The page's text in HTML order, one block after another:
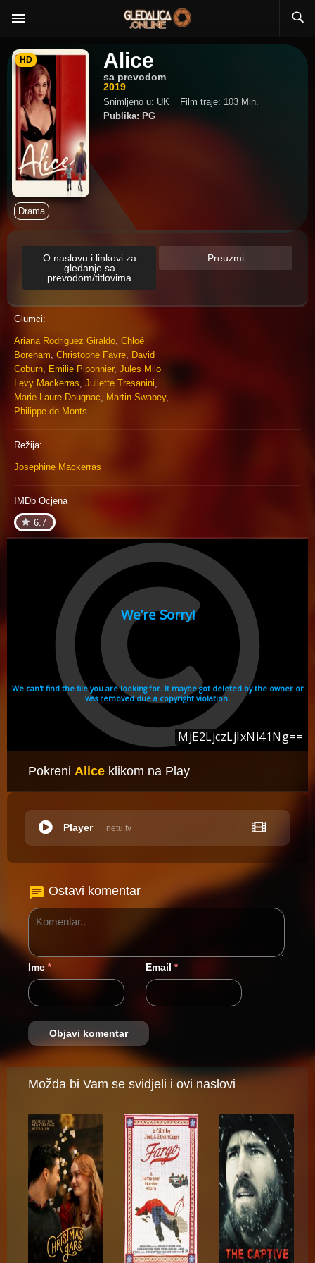
HD Alice
sa prevodom
2019
Snimljeno u: UK
Film traje: 103 Min.
Publika: PG
Drama
O naslovu i linkovi za
gledanje sa
prevodom/titlovima
Preuzmi
Glumci:
Ariana Rodriguez Giraldo, Chloé
Boreham, Christophe Favre, David
Coburn, Emilie Piponnier, Jules Milo
Levy Mackerras, Juliette Tresanini,
Marie-Laure Dougnac, Martin Swabey,
Philippe de Monts
Režija:
Josephine Mackerras
IMDb Ocjena
6.7
Pokreni Alice klikom na Play
netu.tv
Player
Ostavi komentar
Ime * Email *
Možda bi Vam se svidjeli i ovi naslovi